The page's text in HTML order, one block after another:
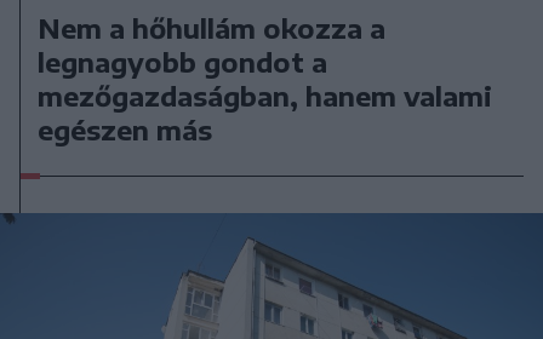
Nem a hőhullám okozza a
legnagyobb gondot a
mezőgazdaságban, hanem valami
egészen más